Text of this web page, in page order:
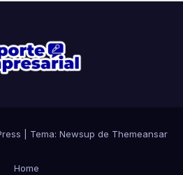
Tema: Newsup de Themeansar
Home